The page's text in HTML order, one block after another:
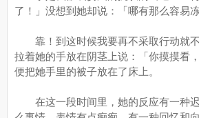
了！」没想到她却说：「哪有那么容易冻
靠！到这时候我要再不采取行动就
拉着她的手放在阴茎上说：「你摸摸看
便把她手里的被子放在了床上。
在这一段时间里，她的反应有一种